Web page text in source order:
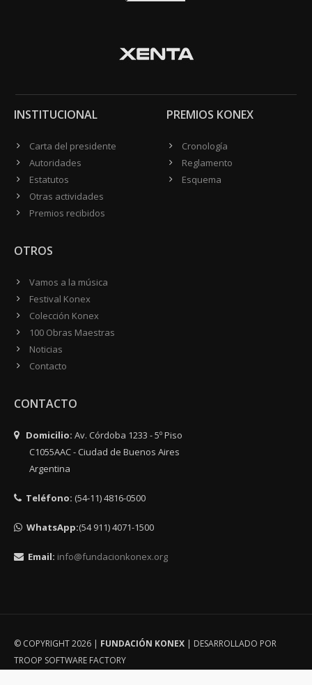
INSTITUCIONAL
Carta del presidente
Autoridades
Estatutos
Otras actividades
Premios recibidos
PREMIOS KONEX
Cronología
Reglamento
Esquema
OTROS
Vamos a la música
Festival Konex
Colección Konex
100 Obras Maestras
Noticias
Contacto
CONTACTO
Domicilio: Av. Córdoba 1233 - 5º Piso
C1055AAC - Ciudad de Buenos Aires
Argentina
Teléfono: (54-11) 4816-0500
WhatsApp:(54 911) 4071-1500
Email: info@fundacionkonex.org
© COPYRIGHT 2026 | FUNDACIÓN KONEX | DESARROLLADO POR
TROOP SOFTWARE FACTORY